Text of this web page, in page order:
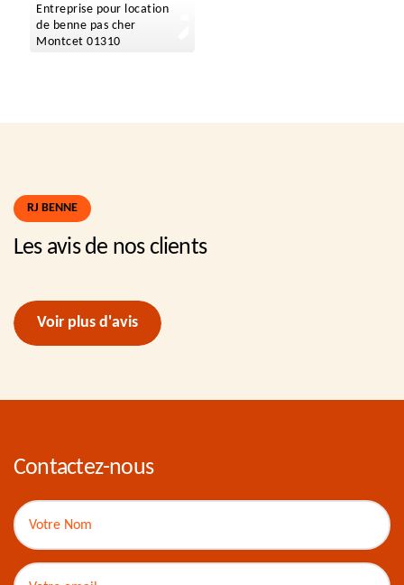
Entreprise pour location
de benne pas cher
Montcet 01310
RJ BENNE
Les avis de nos clients
Voir plus d'avis
Contactez-nous